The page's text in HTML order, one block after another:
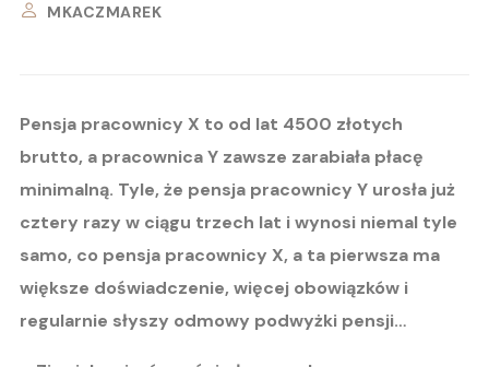
MKACZMAREK
Pensja pracownicy X to od lat 4500 złotych
brutto, a pracownica Y zawsze zarabiała płacę
minimalną. Tyle, że pensja pracownicy Y urosła już
cztery razy w ciągu trzech lat i wynosi niemal tyle
samo, co pensja pracownicy X, a ta pierwsza ma
większe doświadczenie, więcej obowiązków i
regularnie słyszy odmowy podwyżki pensji…